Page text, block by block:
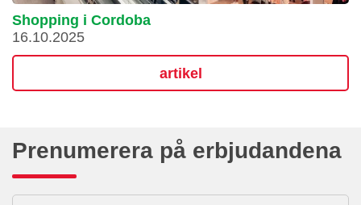
Shopping i Cordoba
16.10.2025
artikel
Prenumerera på erbjudandena